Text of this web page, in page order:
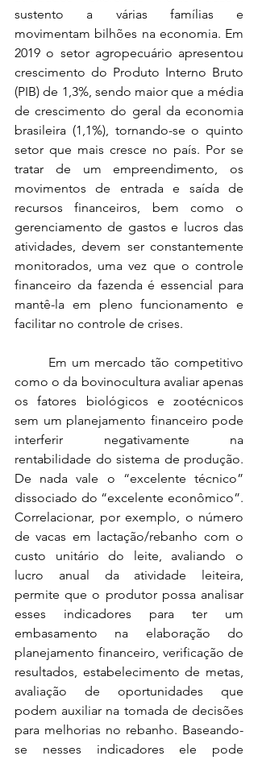
sustento a várias famílias e
movimentam bilhões na economia. Em
2019 o setor agropecuário apresentou
crescimento do Produto Interno Bruto
(PIB) de 1,3%, sendo maior que a média
de crescimento do geral da economia
brasileira (1,1%), tornando-se o quinto
setor que mais cresce no país. Por se
tratar de um empreendimento, os
movimentos de entrada e saída de
recursos financeiros, bem como o
gerenciamento de gastos e lucros das
atividades, devem ser constantemente
monitorados, uma vez que o controle
financeiro da fazenda é essencial para
mantê-la em pleno funcionamento e
facilitar no controle de crises.
Em um mercado tão competitivo
como o da bovinocultura avaliar apenas
os fatores biológicos e zootécnicos
sem um planejamento financeiro pode
interferir negativamente na
rentabilidade do sistema de produção.
De nada vale o “excelente técnico”
dissociado do “excelente econômico”.
Correlacionar, por exemplo, o número
de vacas em lactação/rebanho com o
custo unitário do leite, avaliando o
lucro anual da atividade leiteira,
permite que o produtor possa analisar
esses indicadores para ter um
embasamento na elaboração do
planejamento financeiro, verificação de
resultados, estabelecimento de metas,
avaliação de oportunidades que
podem auxiliar na tomada de decisões
para melhorias no rebanho. Baseando-
se nesses indicadores ele pode